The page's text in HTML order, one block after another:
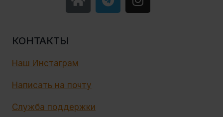
КОНТАКТЫ
Наш Инстаграм
Написать на почту
Служба поддержки